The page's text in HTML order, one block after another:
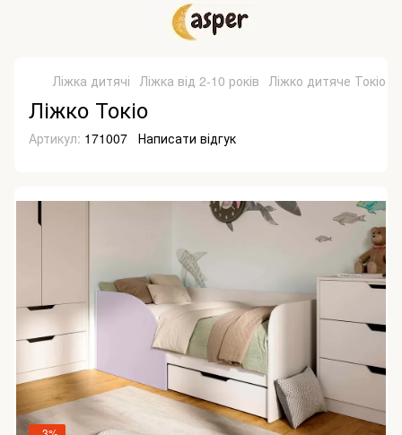
Ліжка дитячі Ліжка від 2-10 років Ліжко дитяче Токіо
Ліжко Токіо
Артикул: 171007 Написати відгук